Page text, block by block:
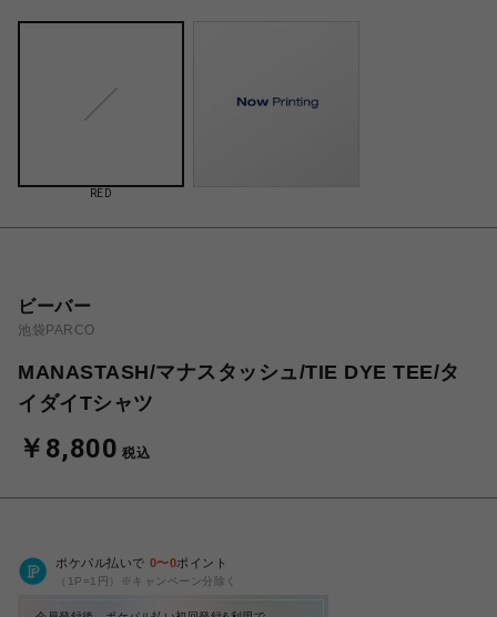
RED
ビーバー
池袋PARCO
MANASTASH/マナスタッシュ/TIE DYE TEE/タ
イダイTシャツ
￥8,800 税込
ポケパル払いで 0〜0ポイント
（1P=1円）※キャンペーン分除く